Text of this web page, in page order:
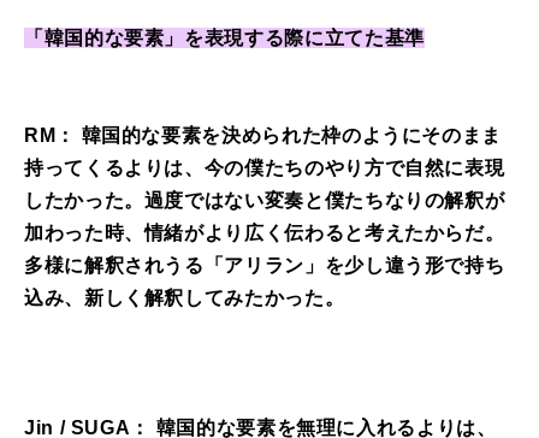
「韓国的な要素」を表現する際に立てた基準
RM： 韓国的な要素を決められた枠のようにそのまま
持ってくるよりは、今の僕たちのやり方で自然に表現
したかった。過度ではない変奏と僕たちなりの解釈が
加わった時、情緒がより広く伝わると考えたからだ。
多様に解釈されうる「アリラン」を少し違う形で持ち
込み、新しく解釈してみたかった。
Jin / SUGA： 韓国的な要素を無理に入れるよりは、